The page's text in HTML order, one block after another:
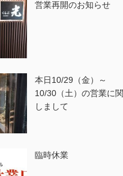
営業再開のお知らせ
本日10/29（金）～
10/30（土）の営業に関
しまして
臨時休業